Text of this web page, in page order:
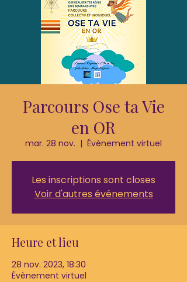
Parcours Ose ta Vie
en OR
mar. 28 nov.
  |
Évènement virtuel
Les inscriptions sont closes
Voir d'autres événements
Heure et lieu
28 nov. 2023, 18:30
Évènement virtuel